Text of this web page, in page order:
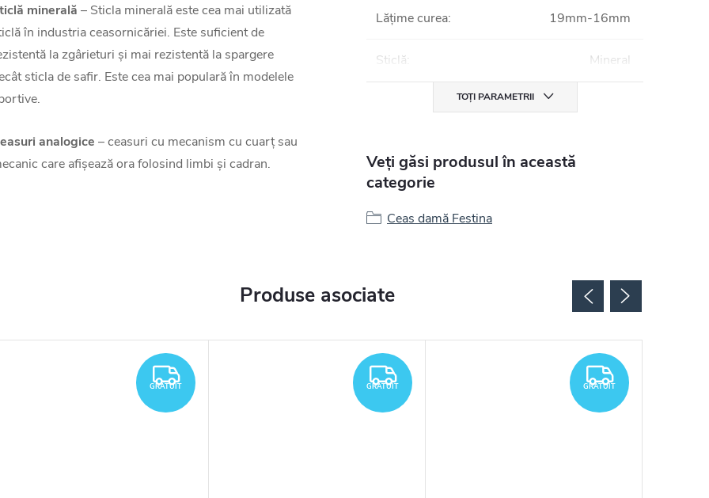
minerală – Sticla minerală este cea mai utilizată
în industria ceasornicăriei. Este suficient de
la zgârieturi și mai rezistentă la spargere
sticla de safir. Este cea mai populară în modelele
analogice – ceasuri cu mecanism cu cuarț sau
care afișează ora folosind limbi și cadran.
Lățime curea: 19mm-16mm
Sticlă: Mineral
TOȚI PARAMETRII
Veți găsi produsul în această
categorie
Ceas damă Festina
Produse asociate
GRATUIT
GRATUIT GRATUIT
GRATUIT GRATUIT
GRATUIT